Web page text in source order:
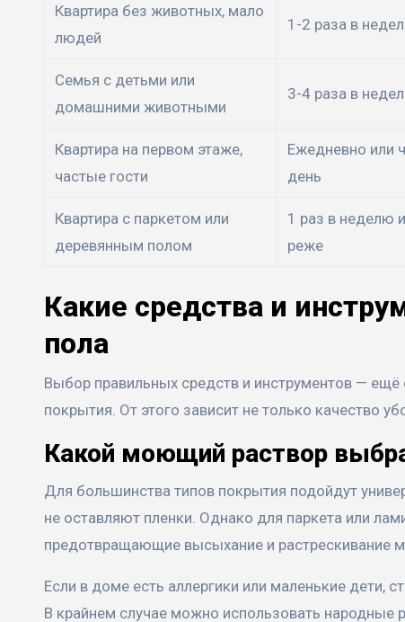
Квартира без животных, мало
людей
1-2 раза в
Семья с детьми или
домашними животными
3-4 раза в
Квартира на первом этаже,
частые гости
Ежедневно или
день
Квартира с паркетом или
деревянным полом
1 раз в неделю
реже
Какие средства и
пола
Выбор правильных средств и инструментов —
покрытия. От этого зависит не только качество
Какой моющий раствор
Для большинства типов покрытия подойдут
не оставляют пленки. Однако для паркета или
предотвращающие высыхание и растрескивание
Если в доме есть аллергики или маленькие дети,
В крайнем случае можно использовать народные